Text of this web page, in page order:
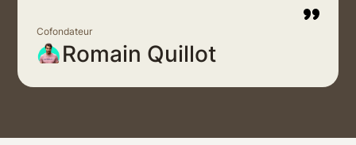
Cofondateur
Romain Quillot